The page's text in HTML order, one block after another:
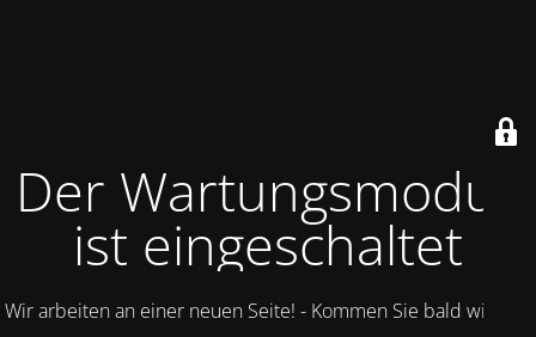
Der Wartungsmodus
ist eingeschaltet
Wir arbeiten an einer neuen Seite! - Kommen Sie bald wieder.